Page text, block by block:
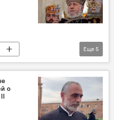
армян Гарегин II
Еще 5
о